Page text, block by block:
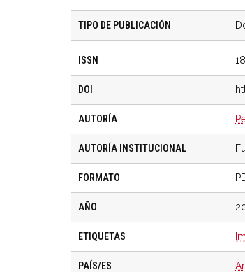
TIPO DE PUBLICACIÓN
ISSN
DOI
AUTORÍA
AUTORÍA INSTITUCIONAL
FORMATO
AÑO
ETIQUETAS
PAÍS/ES